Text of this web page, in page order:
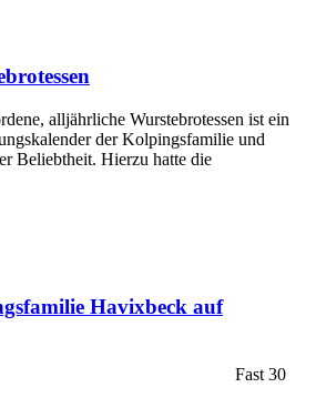
alljährliche Wurstebrotessen ist ein
der Kolpingsfamilie und
Beliebtheit. Hierzu hatte die
Havixbeck auf
Fast 30